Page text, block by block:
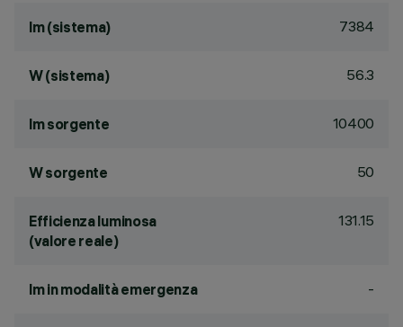
lm (sistema) 7384
W (sistema) 56.3
lm sorgente 10400
W sorgente 50
Efficienza luminosa
(valore reale)
131.15
lm in modalità emergenza -